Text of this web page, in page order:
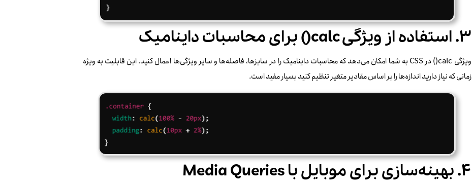
۳. استفاده از ویژگی calc() برای محاسبات داینامیک
ویژگی calc() در CSS به شما امکان می‌دهد که محاسبات داینامیک را در سایزها، فاصله‌ها و سایر ویژگی‌ها اعمال کنید. این قابلیت به ویژه
زمانی که نیاز دارید اندازه‌ها را بر اساس مقادیر متغیر تنظیم کنید بسیار مفید است.
۴. بهینه‌سازی برای موبایل با Media Queries